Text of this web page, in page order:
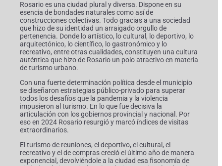
Rosario es una ciudad plural y diversa. Dispone en su
esencia de bondades naturales como así de
construcciones colectivas. Todo gracias a una sociedad
que hizo de su identidad un arraigado orgullo de
pertenencia. Donde lo artístico, lo cultural, lo deportivo, lo
arquitectónico, lo científico, lo gastronómico y lo
recreativo, entre otras cualidades, constituyen una cultura
auténtica que hizo de Rosario un polo atractivo en materia
de turismo urbano.
Con una fuerte determinación política desde el municipio
se diseñaron estrategias público-privado para superar
todos los desafíos que la pandemia y la violencia
impusieron al turismo. En lo que fue decisiva la
articulación con los gobiernos provincial y nacional. Por
eso en 2024 Rosario resurgió y marcó índices de visitas
extraordinarios.
El turismo de reuniones, el deportivo, el cultural, el
recreativo y el de compras creció el último año de manera
exponencial, devolviéndole a la ciudad esa fisonomía de